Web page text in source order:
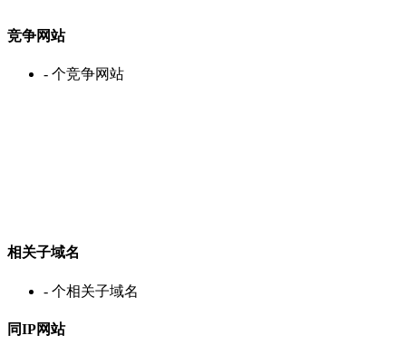
竞争网站
- 个竞争网站
相关子域名
- 个相关子域名
同IP网站